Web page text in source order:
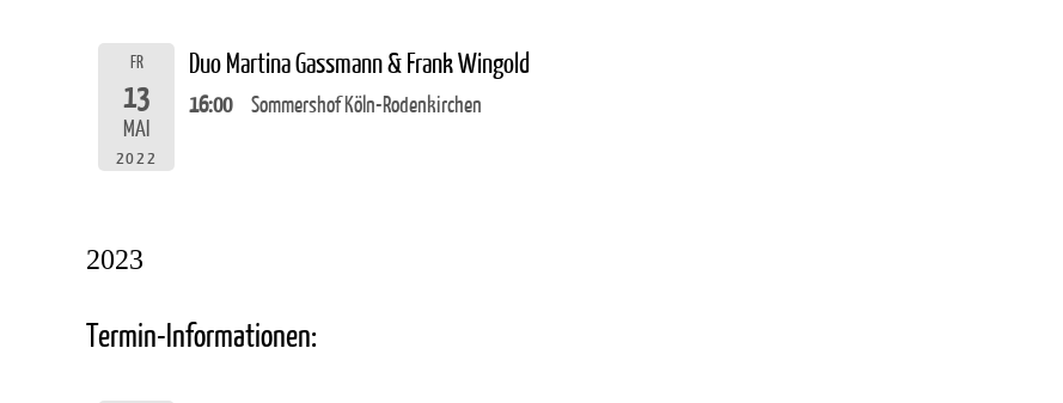
FR
13
MAI
2022
Duo Martina Gassmann & Frank Wingold
16:00 Sommershof Köln-Rodenkirchen
2023
Termin-Informationen: